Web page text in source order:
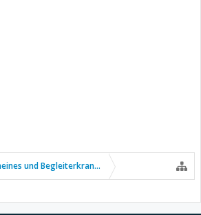
und Begleiterkrankungen